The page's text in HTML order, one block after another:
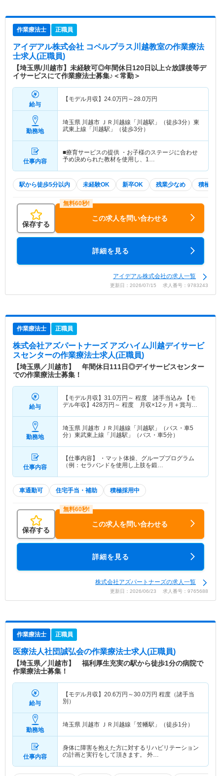
作業療法士 正職員
アイデアル株式会社 コペルプラス川越教室の作業療法
士求人(正職員)
【埼玉県/川越市】未経験可◎年間休日120日以上☆放課後等デ
イサービスにて作業療法士募集♪＜常勤＞
給与
【モデル月収】 24.0万円～28.0万円
勤務地
埼玉県 川越市 ＪＲ川越線「川越駅」（徒歩3分）東
武東上線「川越駅」（徒歩3分）
仕事内容
■療育サービスの提供 ・お子様のステージに合わせ
予め決められた教材を使用し、1…
駅から徒歩5分以内 未経験OK 新卒OK 残業少なめ 積極採
保存する
この求人を問い合わせる
詳細を見る
アイデアル株式会社の求人一覧
更新日：2026/07/15 求人番号：9783243
作業療法士 正職員
株式会社アズパートナーズ アズハイム川越デイサービ
スセンターの作業療法士求人(正職員)
【埼玉県／川越市】 年間休日111日◎デイサービスセンター
での作業療法士募集！
給与
【モデル月収】 31.0万円～ 程度 諸手当込み 【モ
デル年収】 428万円～ 程度 月収×12ヶ月＋賞与2
勤務地
埼玉県 川越市 ＪＲ川越線「川越駅」（バス・車5
分）東武東上線「川越駅」（バス・車5分）
仕事内容
【仕事内容】 ・マット体操、グループプログラム
（例：セラバンドを使用し上肢を鍛…
車通勤可 住宅手当・補助 積極採用中
保存する
この求人を問い合わせる
詳細を見る
株式会社アズパートナーズの求人一覧
更新日：2026/06/23 求人番号：9765688
作業療法士 正職員
医療法人社団誠弘会の作業療法士求人(正職員)
【埼玉県／川越市】 福利厚生充実の駅から徒歩1分の病院で
作業療法士募集！
給与
【モデル月収】 20.6万円～30.0万円 程度（諸手当
別）
勤務地
埼玉県 川越市 ＪＲ川越線「笠幡駅」（徒歩1分）
仕事内容
身体に障害を抱えた方に対するリハビリテーション
の計画と実行をして頂きます。 外…